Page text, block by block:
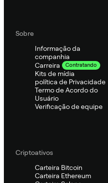
Sobre
Informação da
companhia
Carreira
Contratando
Kits de mídia
política de Privacidade
Termo de Acordo do
Usuário
Verificação de equipe
Criptoativos
Carteira Bitcoin
Carteira Ethereum